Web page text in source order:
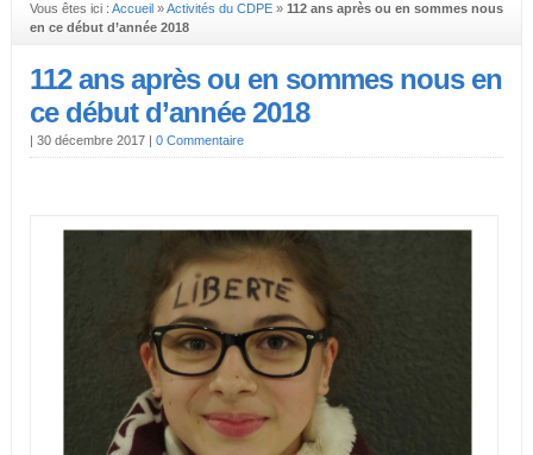
Vous êtes ici : Accueil»Activités du CDPE» 112 ans après ou en sommes nous
en ce début d’année 2018
112 ans après ou en sommes nous en
ce début d’année 2018
| 30 décembre 2017 | 0 Commentaire